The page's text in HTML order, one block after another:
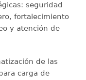
seguridad
fortalecimiento
y atención de
de las
carga de